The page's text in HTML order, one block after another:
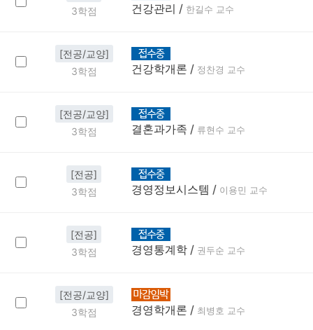
3학점
건강관리 / 한길수 교수
[전공/교양]
3학점
건강학개론 / 정찬경 교수
[전공/교양]
3학점
결혼과가족 / 류현수 교수
[전공]
3학점
경영정보시스템 / 이용민 교수
[전공]
3학점
경영통계학 / 권두순 교수
[전공/교양]
3학점
경영학개론 / 최병호 교수